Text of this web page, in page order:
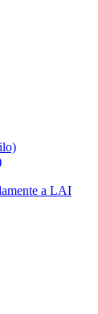
a LAI